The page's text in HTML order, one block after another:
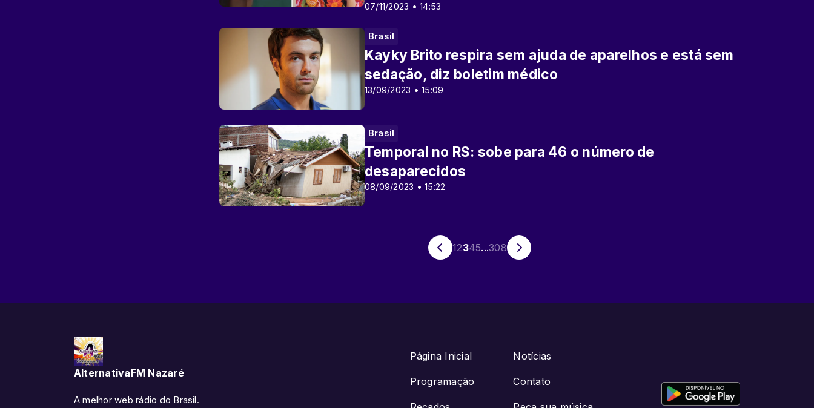
07/11/2023 • 14:53
Brasil
13/09/2023 • 15:09
Kayky Brito respira sem ajuda de aparelhos e está sem
sedação, diz boletim médico
Brasil
08/09/2023 • 15:22
Temporal no RS: sobe para 46 o número de
desaparecidos
12345...308
AlternativaFM Nazaré
A melhor web rádio do Brasil.
Página Inicial
Programação
Notícias
Contato